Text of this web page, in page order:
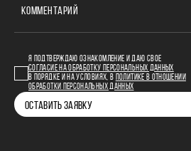
КОММЕНТАРИЙ
Я ПОДТВЕРЖДАЮ ОЗНАКОМЛЕНИЕ И ДАЮ СВОЕ
СОГЛАСИЕ НА ОБРАБОТКУ ПЕРСОНАЛЬНЫХ ДАННЫХ
В ПОРЯДКЕ И НА УСЛОВИЯХ, В ПОЛИТИКЕ В ОТНОШЕНИИ
ОБРАБОТКИ ПЕРСОНАЛЬНЫХ ДАННЫХ
ОСТАВИТЬ ЗАЯВКУ